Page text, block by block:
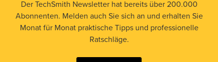
Der TechSmith Newsletter hat bereits über 200.000
Abonnenten. Melden auch Sie sich an und erhalten Sie
Monat für Monat praktische Tipps und professionelle
Ratschläge.